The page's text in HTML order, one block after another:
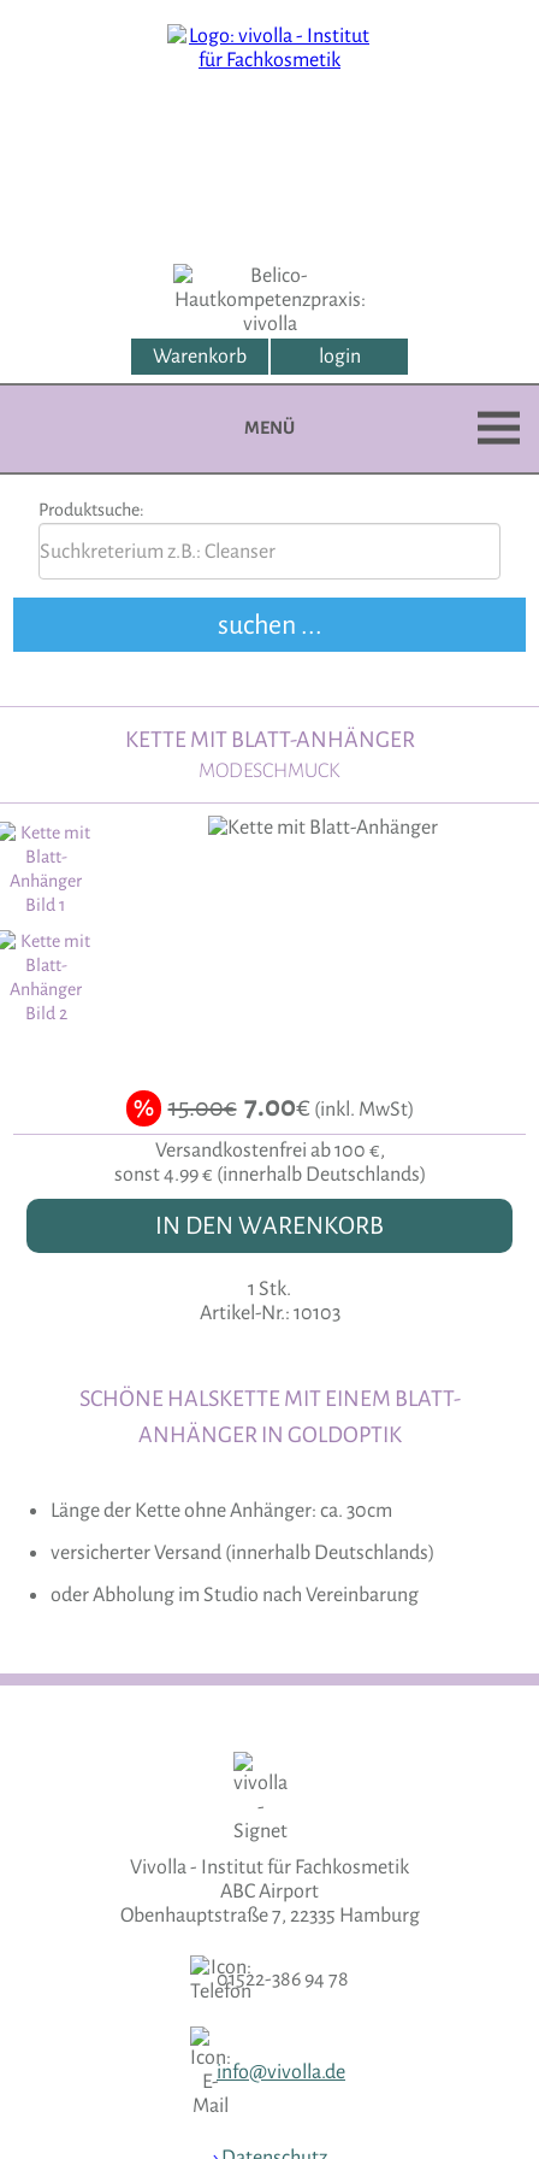
Warenkorb login
MENÜ
Produktsuche:
KETTE MIT BLATT-ANHÄNGER
MODESCHMUCK
% 15.00€ 7.00€ (inkl. MwSt)
Versandkostenfrei ab 100 €,
sonst 4.99 € (innerhalb Deutschlands)
IN DEN WARENKORB
1 Stk.
Artikel-Nr.: 10103
SCHÖNE HALSKETTE MIT EINEM BLATT-
ANHÄNGER IN GOLDOPTIK
Länge der Kette ohne Anhänger: ca. 30cm
versicherter Versand (innerhalb Deutschlands)
oder Abholung im Studio nach Vereinbarung
Vivolla - Institut für Fachkosmetik
ABC Airport
Obenhauptstraße 7, 22335 Hamburg
01522-386 94 78
info@vivolla.de